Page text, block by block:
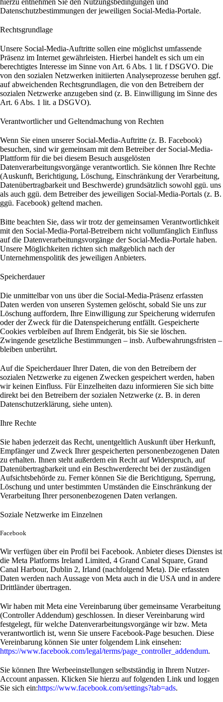
hierzu entnehmen Sie den Nutzungsbedingungen und
Datenschutzbestimmungen der jeweiligen Social-Media-Portale.
Rechtsgrundlage
Unsere Social-Media-Auftritte sollen eine möglichst umfassende
Präsenz im Internet gewährleisten. Hierbei handelt es sich um ein
berechtigtes Interesse im Sinne von Art. 6 Abs. 1 lit. f DSGVO. Die
von den sozialen Netzwerken initiierten Analyseprozesse beruhen ggf.
auf abweichenden Rechtsgrundlagen, die von den Betreibern der
sozialen Netzwerke anzugeben sind (z. B. Einwilligung im Sinne des
Art. 6 Abs. 1 lit. a DSGVO).
Verantwortlicher und Geltendmachung von Rechten
Wenn Sie einen unserer Social-Media-Auftritte (z. B. Facebook)
besuchen, sind wir gemeinsam mit dem Betreiber der Social-Media-
Plattform für die bei diesem Besuch ausgelösten
Datenverarbeitungsvorgänge verantwortlich. Sie können Ihre Rechte
(Auskunft, Berichtigung, Löschung, Einschränkung der Verarbeitung,
Datenübertragbarkeit und Beschwerde) grundsätzlich sowohl ggü. uns
als auch ggü. dem Betreiber des jeweiligen Social-Media-Portals (z. B.
ggü. Facebook) geltend machen.
Bitte beachten Sie, dass wir trotz der gemeinsamen Verantwortlichkeit
mit den Social-Media-Portal-Betreibern nicht vollumfänglich Einfluss
auf die Datenverarbeitungsvorgänge der Social-Media-Portale haben.
Unsere Möglichkeiten richten sich maßgeblich nach der
Unternehmenspolitik des jeweiligen Anbieters.
Speicherdauer
Die unmittelbar von uns über die Social-Media-Präsenz erfassten
Daten werden von unseren Systemen gelöscht, sobald Sie uns zur
Löschung auffordern, Ihre Einwilligung zur Speicherung widerrufen
oder der Zweck für die Datenspeicherung entfällt. Gespeicherte
Cookies verbleiben auf Ihrem Endgerät, bis Sie sie löschen.
Zwingende gesetzliche Bestimmungen – insb. Aufbewahrungsfristen –
bleiben unberührt.
Auf die Speicherdauer Ihrer Daten, die von den Betreibern der
sozialen Netzwerke zu eigenen Zwecken gespeichert werden, haben
wir keinen Einfluss. Für Einzelheiten dazu informieren Sie sich bitte
direkt bei den Betreibern der sozialen Netzwerke (z. B. in deren
Datenschutzerklärung, siehe unten).
Ihre Rechte
Sie haben jederzeit das Recht, unentgeltlich Auskunft über Herkunft,
Empfänger und Zweck Ihrer gespeicherten personenbezogenen Daten
zu erhalten. Ihnen steht außerdem ein Recht auf Widerspruch, auf
Datenübertragbarkeit und ein Beschwerderecht bei der zuständigen
Aufsichtsbehörde zu. Ferner können Sie die Berichtigung, Sperrung,
Löschung und unter bestimmten Umständen die Einschränkung der
Verarbeitung Ihrer personenbezogenen Daten verlangen.
Soziale Netzwerke im Einzelnen
Facebook
Wir verfügen über ein Profil bei Facebook. Anbieter dieses Dienstes ist
die Meta Platforms Ireland Limited, 4 Grand Canal Square, Grand
Canal Harbour, Dublin 2, Irland (nachfolgend Meta). Die erfassten
Daten werden nach Aussage von Meta auch in die USA und in andere
Drittländer übertragen.
Wir haben mit Meta eine Vereinbarung über gemeinsame Verarbeitung
(Controller Addendum) geschlossen. In dieser Vereinbarung wird
festgelegt, für welche Datenverarbeitungsvorgänge wir bzw. Meta
verantwortlich ist, wenn Sie unsere Facebook-Page besuchen. Diese
Vereinbarung können Sie unter folgendem Link einsehen:
https://www.facebook.com/legal/terms/page_controller_addendum.
Sie können Ihre Werbeeinstellungen selbstständig in Ihrem Nutzer-
Account anpassen. Klicken Sie hierzu auf folgenden Link und loggen
Sie sich ein:https://www.facebook.com/settings?tab=ads.